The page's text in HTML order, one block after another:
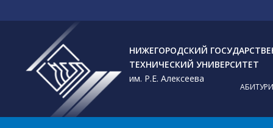
НИЖЕГОРОДСКИЙ
ТЕХНИЧЕСКИЙ УНИВЕРСИТЕТ
им. Р.Е. Алексеева